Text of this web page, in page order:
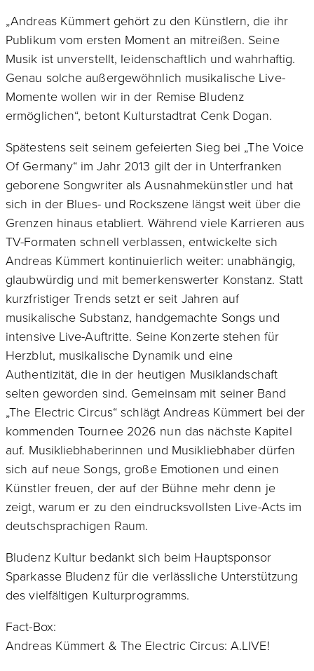
„Andreas Kümmert gehört zu den Künstlern, die ihr
Publikum vom ersten Moment an mitreißen. Seine
Musik ist unverstellt, leidenschaftlich und wahrhaftig.
Genau solche außergewöhnlich musikalische Live-
Momente wollen wir in der Remise Bludenz
ermöglichen“, betont Kulturstadtrat Cenk Dogan.
Spätestens seit seinem gefeierten Sieg bei „The Voice
Of Germany“ im Jahr 2013 gilt der in Unterfranken
geborene Songwriter als Ausnahmekünstler und hat
sich in der Blues- und Rockszene längst weit über die
Grenzen hinaus etabliert. Während viele Karrieren aus
TV-Formaten schnell verblassen, entwickelte sich
Andreas Kümmert kontinuierlich weiter: unabhängig,
glaubwürdig und mit bemerkenswerter Konstanz. Statt
kurzfristiger Trends setzt er seit Jahren auf
musikalische Substanz, handgemachte Songs und
intensive Live-Auftritte. Seine Konzerte stehen für
Herzblut, musikalische Dynamik und eine
Authentizität, die in der heutigen Musiklandschaft
selten geworden sind. Gemeinsam mit seiner Band
„The Electric Circus“ schlägt Andreas Kümmert bei der
kommenden Tournee 2026 nun das nächste Kapitel
auf. Musikliebhaberinnen und Musikliebhaber dürfen
sich auf neue Songs, große Emotionen und einen
Künstler freuen, der auf der Bühne mehr denn je
zeigt, warum er zu den eindrucksvollsten Live-Acts im
deutschsprachigen Raum.
Bludenz Kultur bedankt sich beim Hauptsponsor
Sparkasse Bludenz für die verlässliche Unterstützung
des vielfältigen Kulturprogramms.
Fact-Box:
Andreas Kümmert & The Electric Circus: A.LIVE!